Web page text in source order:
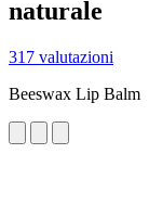
naturale
317 valutazioni
Beeswax Lip Balm